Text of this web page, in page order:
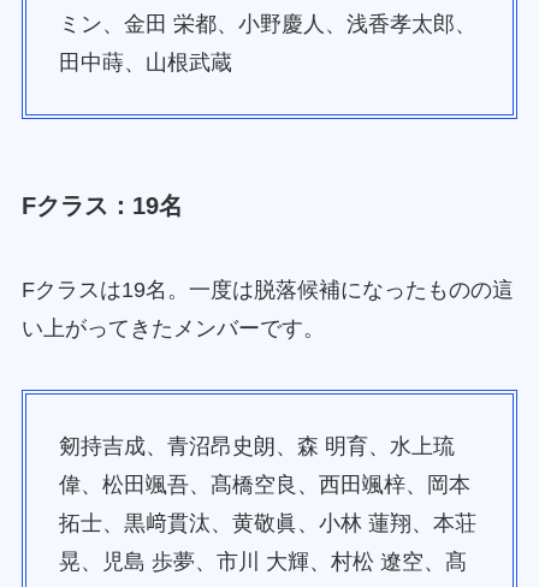
ミン、金田 栄都、小野慶人、浅香孝太郎、
田中蒔、山根武蔵
Fクラス：19名
Fクラスは19名。一度は脱落候補になったものの這
い上がってきたメンバーです。
剱持吉成、青沼昂史朗、森 明育、水上琉
偉、松田颯吾、髙橋空良、西田颯梓、岡本
拓士、黒﨑貫汰、黄敬眞、小林 蓮翔、本荘
晃、児島 歩夢、市川 大輝、村松 遼空、髙